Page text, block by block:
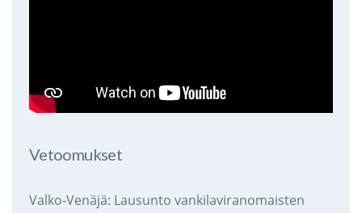
Vetoomukset
Valko-Venäjä: Lausunto vankilaviranomaisten